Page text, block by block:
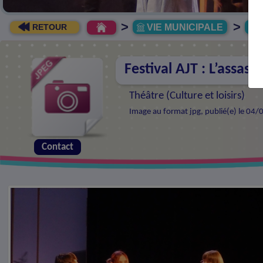
RETOUR > VIE MUNICIPALE >
Festival AJT :
Théâtre (Culture et loisirs)
Image au format jpg, publié(e) le
Contact